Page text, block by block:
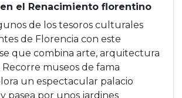
el Renacimiento florentino
de los tesoros culturales
de Florencia con este
que combina arte, arquitectura
museos de fama
un espectacular palacio
pasea por unos jardines